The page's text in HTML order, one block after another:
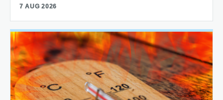
7 AUG 2026